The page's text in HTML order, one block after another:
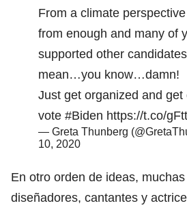
From a climate perspective
from enough and many of
supported other
mean…you know…damn!
Just get organized and get
vote #Biden https://t.co/
— Greta Thunberg
10, 2020
En otro orden de ideas,
diseñadores, cantantes y